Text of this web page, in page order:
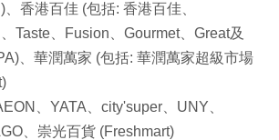
香港百佳 (包括: 香港百佳、
Taste、Fusion、Gourmet、Great及
、華潤萬家 (包括: 華潤萬家超級市場
、YATA、city'super、UNY、
、崇光百貨 (Freshmart)